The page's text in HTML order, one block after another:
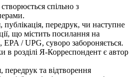
спільно з
публікація, передрук, чи наступне
що містить посилання на
EPA / UPG, суворо забороняється.
в розділі Я-Корреспондент є автор
передрук та відтворення